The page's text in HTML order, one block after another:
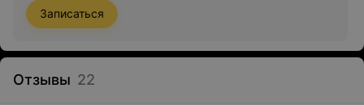
Записаться
Отзывы 22